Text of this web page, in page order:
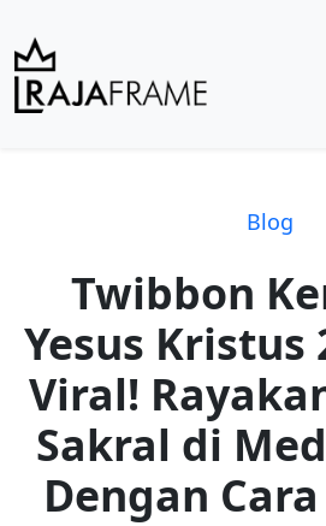
Blog
Twibbon
Yesus Kristus
Viral!
Sakral di
Dengan